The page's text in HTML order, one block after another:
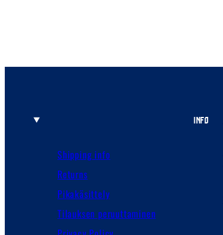
INFO
Shipping info
Returns
Pikakäsittely
Tilauksen peruuttaminen